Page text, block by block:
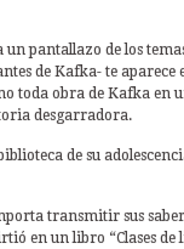
pantallazo de los
de Kafka- te
obra de Kafka en
desgarradora.
de su
transmitir sus
en un libro “Clases